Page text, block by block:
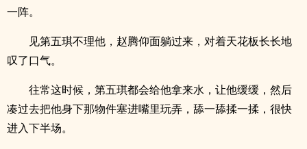
一阵。
见第五琪不理他，赵腾仰面躺过来，对着天花板长长地
叹了口气。
往常这时候，第五琪都会给他拿来水，让他缓缓，然后
凑过去把他身下那物件塞进嘴里玩弄，舔一舔揉一揉，很快
进入下半场。